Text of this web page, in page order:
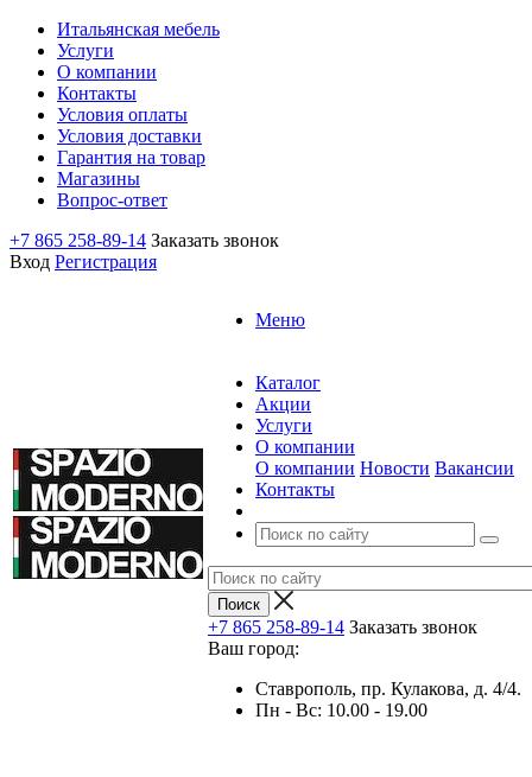
Итальянская мебель
Услуги
О компании
Контакты
Условия оплаты
Условия доставки
Гарантия на товар
Магазины
Вопрос-ответ
+7 865 258-89-14 Заказать звонок
Вход Регистрация
Меню
Каталог
Акции
Услуги
О компании
О компании Новости Вакансии
Контакты
+7 865 258-89-14 Заказать звонок
Ваш город:
Ставрополь, пр. Кулакова, д. 4/4.
Пн - Вс: 10.00 - 19.00